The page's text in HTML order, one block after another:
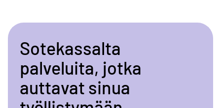
Sotekassalta
palveluita, jotka
auttavat sinua